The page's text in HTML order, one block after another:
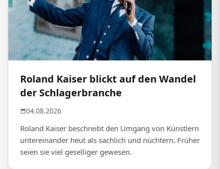
Roland Kaiser blickt auf den Wandel
der Schlagerbranche
04.08.2026
Roland Kaiser beschreibt den Umgang von Künstlern
untereinander heut als sachlich und nüchtern. Früher
seien sie viel geselliger gewesen.